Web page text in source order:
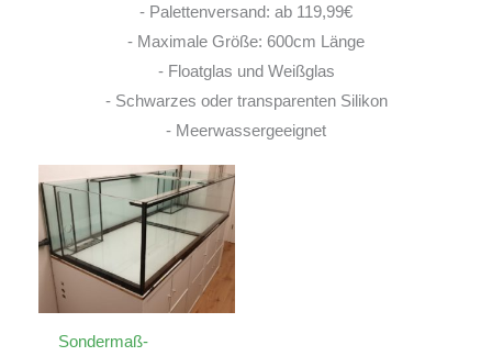
- Palettenversand: ab 119,99€
- Maximale Größe: 600cm Länge
- Floatglas und Weißglas
- Schwarzes oder transparenten Silikon
- Meerwassergeeignet
Sondermaß-